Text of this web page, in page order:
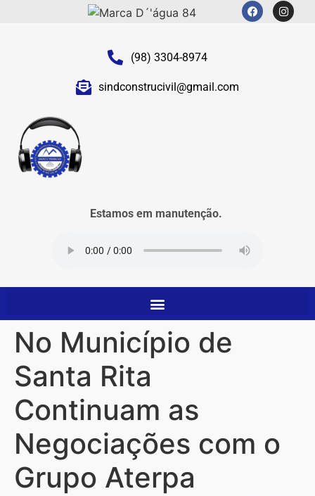
(98) 3304-8974
sindconstrucivil@gmail.com
Estamos em manutenção.
No Município de
Santa Rita
Continuam as
Negociações com o
Grupo Aterpa